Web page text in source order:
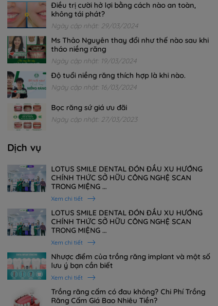
Điều trị cười hở lợi bằng cách nào an toàn,
không tái phát?
Ngày cập nhật: 29/03/2024
Ms Thảo Nguyên thay đổi như thế nào sau khi
tháo niềng răng
Ngày cập nhật: 19/03/2024
Độ tuổi niềng răng thích hợp là khi nào.
Ngày cập nhật: 16/03/2024
Bọc răng sứ giá ưu đãi
Ngày cập nhật: 27/03/2023
Dịch vụ
LOTUS SMILE DENTAL ĐÓN ĐẦU XU HƯỚNG
CHÍNH THỨC SỞ HỮU CÔNG NGHỆ SCAN
TRONG MIỆNG ...
Xem chi tiết
LOTUS SMILE DENTAL ĐÓN ĐẦU XU HƯỚNG
CHÍNH THỨC SỞ HỮU CÔNG NGHỆ SCAN
TRONG MIỆNG ...
Xem chi tiết
Nhược điểm của trồng răng implant và một số
lưu ý bạn cần biết
Xem chi tiết
Trồng răng cấm có đau không? Chi Phí Trồng
Răng Cấm Giá Bao Nhiêu Tiền?